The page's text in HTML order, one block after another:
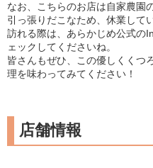
なお、こちらのお店は自家農園
引っ張りだこなため、休業して
訪れる際は、あらかじめ公式の
ェックしてくださいね。
皆さんもぜひ、この優しくくつ
理を味わってみてください！
店舗情報